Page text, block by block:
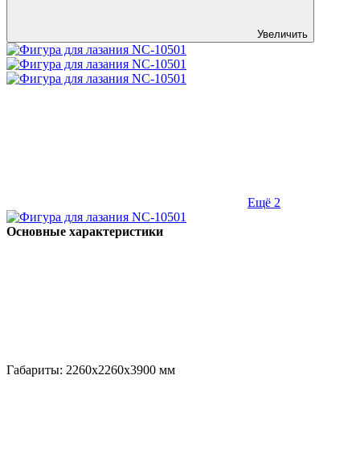
Увеличить
Ещё 2
Основные характеристики
Габариты: 2260x2260x3900 мм